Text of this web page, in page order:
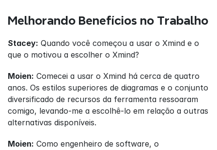
Melhorando Benefícios no Trabalho
Stacey: Quando você começou a usar o Xmind e o
que o motivou a escolher o Xmind?
Moien: Comecei a usar o Xmind há cerca de quatro
anos. Os estilos superiores de diagramas e o conjunto
diversificado de recursos da ferramenta ressoaram
comigo, levando-me a escolhê-lo em relação a outras
alternativas disponíveis.
Moien: Como engenheiro de software, o